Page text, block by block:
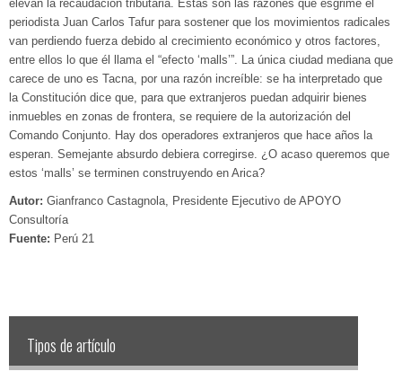
elevan la recaudación tributaria. Estas son las razones que esgrime el
periodista Juan Carlos Tafur para sostener que los movimientos radicales
van perdiendo fuerza debido al crecimiento económico y otros factores,
entre ellos lo que él llama el “efecto ‘malls’”. La única ciudad mediana que
carece de uno es Tacna, por una razón increíble: se ha interpretado que
la Constitución dice que, para que extranjeros puedan adquirir bienes
inmuebles en zonas de frontera, se requiere de la autorización del
Comando Conjunto. Hay dos operadores extranjeros que hace años la
esperan. Semejante absurdo debiera corregirse. ¿O acaso queremos que
estos ‘malls’ se terminen construyendo en Arica?
Autor: Gianfranco Castagnola, Presidente Ejecutivo de APOYO
Consultoría
Fuente: Perú 21
Tipos de artículo